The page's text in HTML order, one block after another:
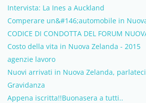
Intervista: La Ines a Auckland
Comperare un&#146;automobile in
CODICE DI CONDOTTA DEL FORUM
Costo della vita in Nuova Zelanda - 2015
agenzie lavoro
Nuovi arrivati in Nuova Zelanda,
Gravidanza
Appena iscritta!!Buonasera a tutti..